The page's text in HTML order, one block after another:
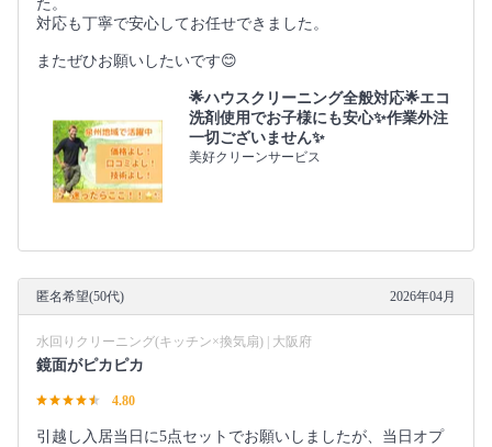
た。
対応も丁寧で安心してお任せできました。
またぜひお願いしたいです😊
🌟ハウスクリーニング全般対応🌟エコ
洗剤使用でお子様にも安心✨作業外注
一切ございません✨
美好クリーンサービス
匿名希望(50代) 2026年04月
水回りクリーニング(キッチン×換気扇) | 大阪府
鏡面がピカピカ
4.80
引越し入居当日に5点セットでお願いしましたが、当日オプ